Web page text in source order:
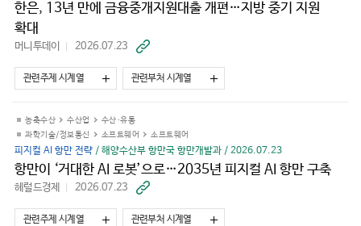
한은, 13년 만에 금융중개지원대출 개편…지방 중기 지원
확대
머니투데이 2026.07.23
바
가
기
관련주제 시계열 관련부처 시계열
농축수산 수산업
수산·유통
과학기술/정보통신
소프트웨어 소프트웨어
피지컬 AI 항만 전략 / 해양수산부 항만국 항만개발과 / 2026.07.23
항만이 ‘거대한 AI 로봇’으로…2035년 피지컬 AI 항만 구축
헤럴드경제 2026.07.23
바
가
관련주제 시계열 관련부처 시계열